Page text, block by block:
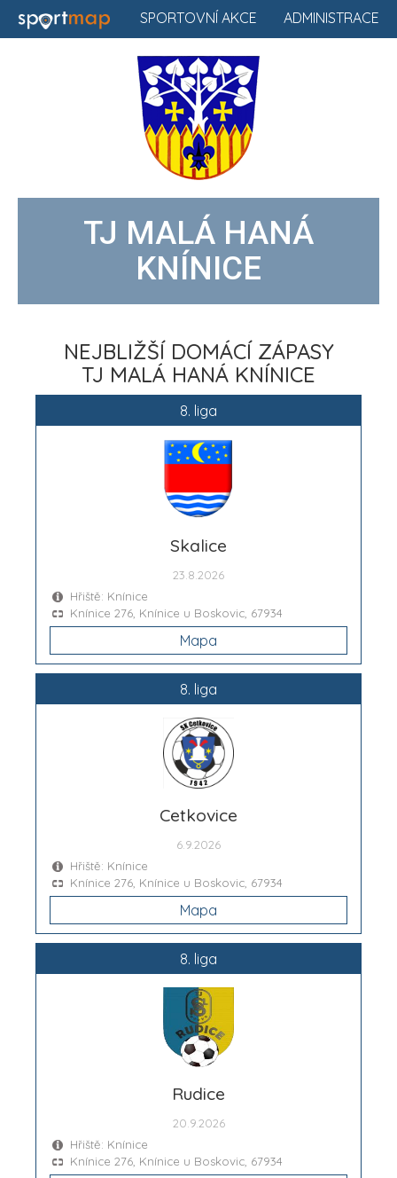
ADMINISTRACE
SPORTOVNÍ AKCE
TJ MALÁ HANÁ
KNÍNICE
NEJBLIŽŠÍ DOMÁCÍ ZÁPASY
TJ MALÁ HANÁ KNÍNICE
8. liga
Skalice
23.8.2026
Hřiště: Knínice
Knínice 276, Knínice u Boskovic, 67934
Mapa
8. liga
Cetkovice
6.9.2026
Hřiště: Knínice
Knínice 276, Knínice u Boskovic, 67934
Mapa
8. liga
Rudice
20.9.2026
Hřiště: Knínice
Knínice 276, Knínice u Boskovic, 67934